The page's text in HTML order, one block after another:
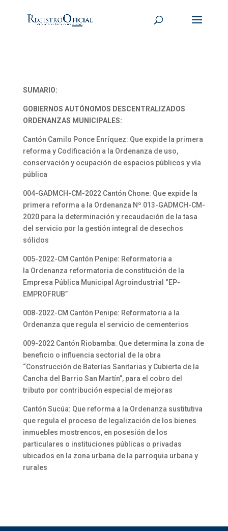
SUMARIO:
GOBIERNOS AUTÓNOMOS DESCENTRALIZADOS
ORDENANZAS MUNICIPALES:
Cantón Camilo Ponce Enríquez: Que expide la primera
reforma y Codificación a la Ordenanza de uso,
conservación y ocupación de espacios públicos y vía
pública
004-GADMCH-CM-2022 Cantón Chone: Que expide la
primera reforma a la Ordenanza Nº 013-GADMCH-CM-
2020 para la determinación y recaudación de la tasa
del servicio por la gestión integral de desechos
sólidos
005-2022-CM Cantón Penipe: Reformatoria a
la Ordenanza reformatoria de constitución de la
Empresa Pública Municipal Agroindustrial “EP-
EMPROFRUB”
008-2022-CM Cantón Penipe: Reformatoria a la
Ordenanza que regula el servicio de cementerios
009-2022 Cantón Riobamba: Que determina la zona de
beneficio o influencia sectorial de la obra
“Construcción de Baterías Sanitarias y Cubierta de la
Cancha del Barrio San Martín”, para el cobro del
tributo por contribución especial de mejoras
Cantón Sucúa: Que reforma a la Ordenanza sustitutiva
que regula el proceso de legalización de los bienes
inmuebles mostrencos, en posesión de los
particulares o instituciones públicas o privadas
ubicados en la zona urbana de la parroquia urbana y
rurales